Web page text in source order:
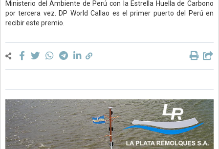
Ministerio del Ambiente de Perú con la Estrella Huella de Carbono
por tercera vez. DP World Callao es el primer puerto del Perú en
recibir este premio.